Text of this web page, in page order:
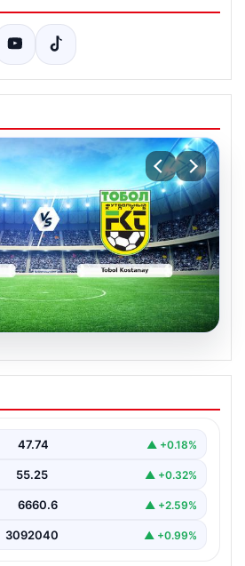
– Tobol Kostanay Canlı
47.74 ▲ +0.18%
55.25 ▲ +0.32%
6660.6 ▲ +2.59%
3092040 ▲ +0.99%